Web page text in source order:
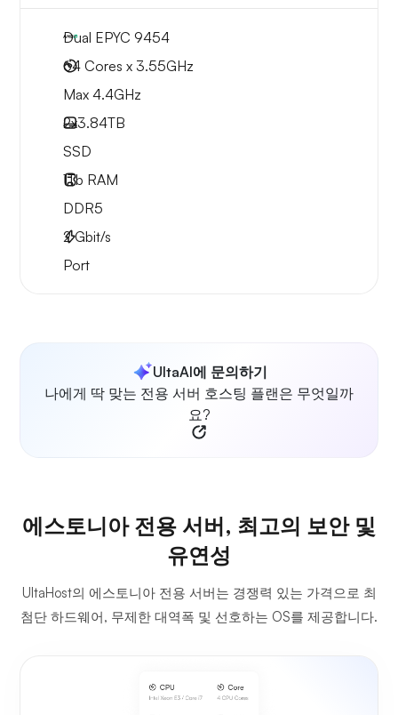
Dual EPYC 9454
64 Cores x 3.55GHz
Max 4.4GHz
2x3.84TB
SSD
1Tb RAM
DDR5
2Gbit/s
Port
UltaAI에 문의하기
나에게 딱 맞는 전용 서버 호스팅 플랜은 무엇일까
요?
에스토니아 전용 서버, 최고의 보안 및
유연성
UltaHost의 에스토니아 전용 서버는 경쟁력 있는 가격으로 최
첨단 하드웨어, 무제한 대역폭 및 선호하는 OS를 제공합니다.